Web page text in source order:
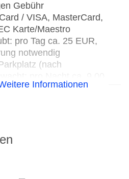
Gebühr
/ VISA, MasterCard,
Karte/Maestro
pro Tag ca. 25 EUR,
notwendig
(nach
Informationen